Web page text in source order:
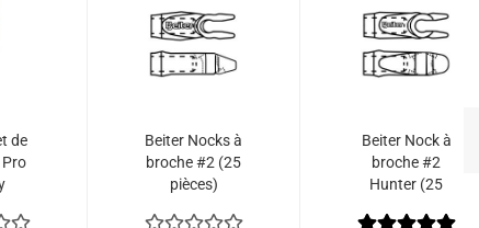
de
Pro
Beiter Nocks à
broche #2 (25
pièces)
Beiter Nock à
broche #2
Hunter (25